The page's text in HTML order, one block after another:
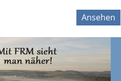
Ansehen